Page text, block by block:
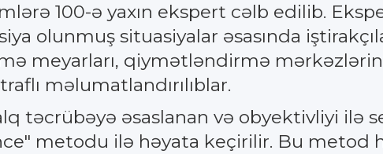
100-ə yaxın ekspert cəlb edilib.
olunmuş situasiyalar əsasında
meyarları, qiymətləndirmə
məlumatlandırılıblar.
təcrübəyə əsaslanan və obyektivliyi ilə
metodu ilə həyata keçirilir. Bu metod